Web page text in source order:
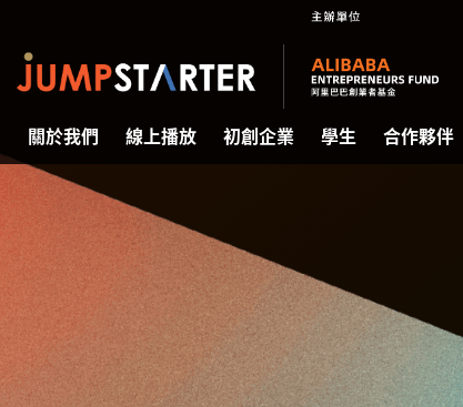
關於我們 線上播放 初創企業 學生 合作夥伴